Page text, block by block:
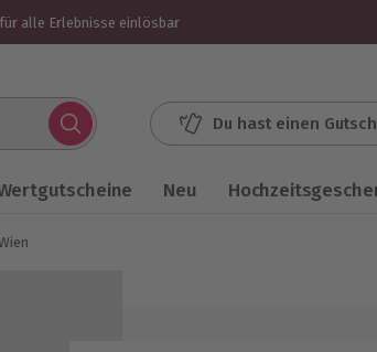
für alle Erlebnisse einlösbar
Du hast einen
Neu